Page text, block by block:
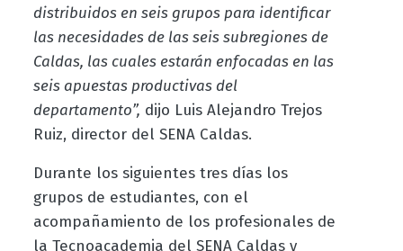
distribuidos en seis grupos para identificar
las necesidades de las seis subregiones de
Caldas, las cuales estarán enfocadas en las
seis apuestas productivas del
departamento”, dijo Luis Alejandro Trejos
Ruiz, director del SENA Caldas.
Durante los siguientes tres días los
grupos de estudiantes, con el
acompañamiento de los profesionales de
la Tecnoacademia del SENA Caldas y